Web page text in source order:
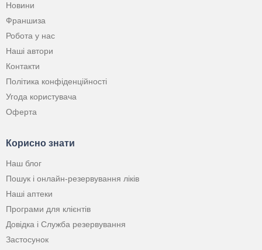
Новини
Франшиза
Робота у нас
Наші автори
Контакти
Політика конфіденційності
Угода користувача
Оферта
Корисно знати
Наш блог
Пошук і онлайн-резервування ліків
Наші аптеки
Програми для клієнтів
Довідка і Служба резервування
Застосунок